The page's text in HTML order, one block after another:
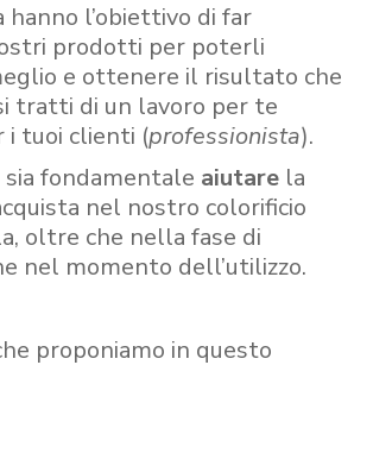
hanno l’obiettivo di far
prodotti per poterli
e ottenere il risultato che
tratti di un lavoro per te
i tuoi clienti (professionista).
sia fondamentale aiutare la
nel nostro colorificio
oltre che nella fase di
nel momento dell’utilizzo.
proponiamo in questo